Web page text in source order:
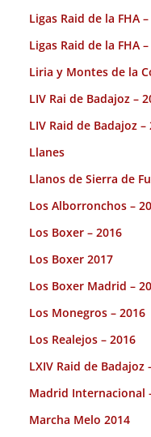
Ligas Raid de la FHA –
Ligas Raid de la FHA
Liria y Montes de la
LIV Rai de Badajoz –
LIV Raid de Badajoz –
Llanes
Llanos de Sierra de
Los Alborronchos –
Los Boxer – 2016
Los Boxer 2017
Los Boxer Madrid –
Los Monegros – 2016
Los Realejos – 2016
LXIV Raid de Badajoz
Madrid Internacional
Marcha Melo 2014